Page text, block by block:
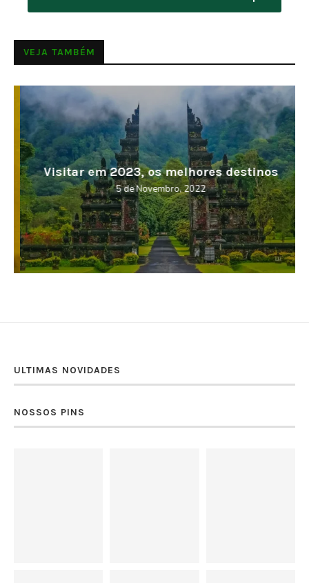
VEJA TAMBÉM
Visitar em 2023, os melhores destinos
5 de Novembro, 2022
ULTIMAS NOVIDADES
NOSSOS PINS